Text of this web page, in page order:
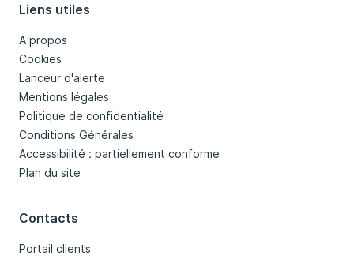
Liens utiles
A propos
Cookies
Lanceur d'alerte
Mentions légales
Politique de confidentialité
Conditions Générales
Accessibilité : partiellement conforme
Plan du site
Contacts
Portail clients